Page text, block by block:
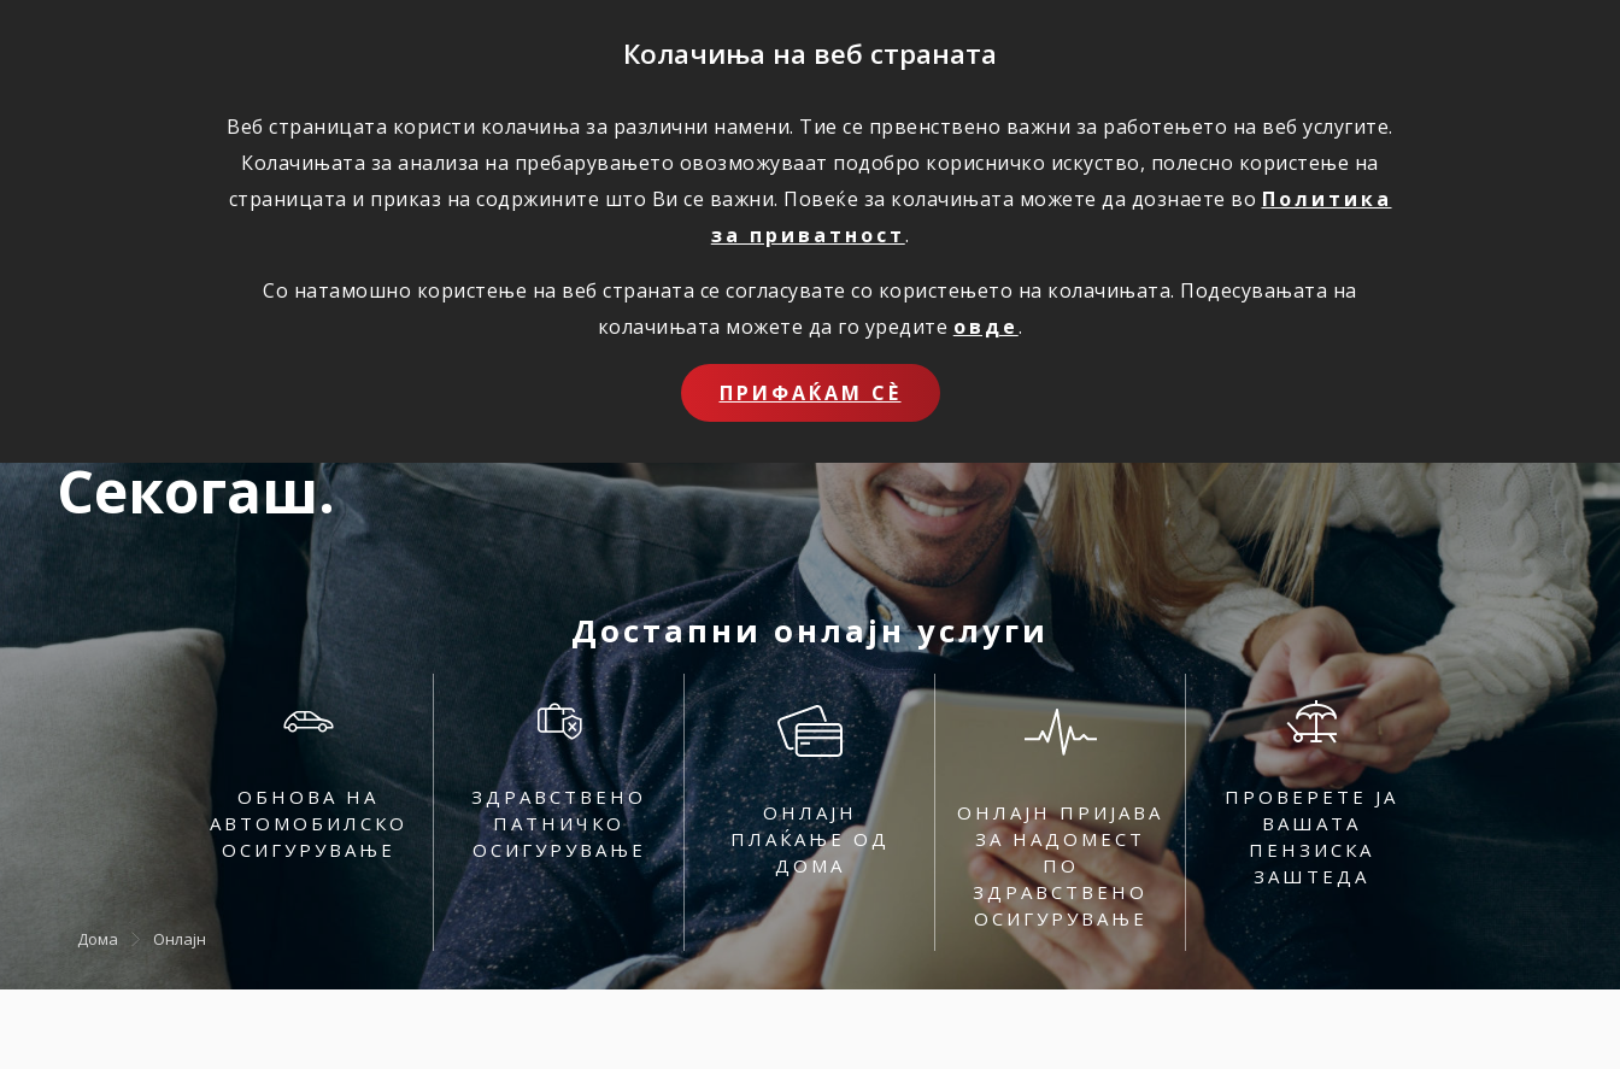
Колачиња на веб страната
Веб страницата користи колачиња за различни намени. Тие се првенствено важни за работењето на веб услугите.
Колачињата за анализа на пребарувањето овозможуваат подобро корисничко искуство, полесно користење на
страницата и приказ на содржините што Ви се важни. Повеќе за колачињата можете да дознаете во Политика
за приватност.
Со натамошно користење на веб страната се согласувате со користењето на колачињата. Подесувањата на
колачињата можете да го уредите овде.
ПРИФАЌАМ СЀ
ОСИГУРУВАЊЕ ШТЕТИ ПОВОЛНОСТИ КОРИСНО ЗА НАС ОНЛАЈН ПРИЈАВИ ШТЕТА
Секогаш.
Достапни онлајн услуги
ОБНОВА НА
АВТОМОБИЛСКО
ОСИГУРУВАЊЕ
ЗДРАВСТВЕНО
ПАТНИЧКО
ОСИГУРУВАЊЕ
ОНЛАЈН
ПЛАЌАЊЕ ОД
ДОМА
ОНЛАЈН ПРИЈАВА
ЗА НАДОМЕСТ
ПО
ЗДРАВСТВЕНО
ОСИГУРУВАЊЕ
ПРОВЕРЕТЕ ЈА
ВАШАТА
ПЕНЗИСКА
ЗАШТЕДА
Дома Онлајн